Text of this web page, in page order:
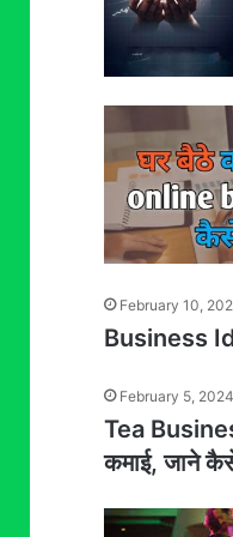
February 10,
Business
February 5, 2024
Tea
कमाई, जाने